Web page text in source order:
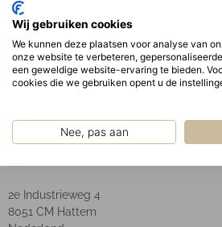
Wij gebruiken cookies
We kunnen deze plaatsen voor analyse van
onze website te verbeteren,
een geweldige website-ervaring te bieden.
cookies die we gebruiken opent u de
Nee, pas aan
Geanodiseerde aluminium facet
heldere glazen afscherming.
2e Industrieweg 4
8051 CM Hattem